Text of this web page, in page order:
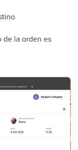
de la orden es